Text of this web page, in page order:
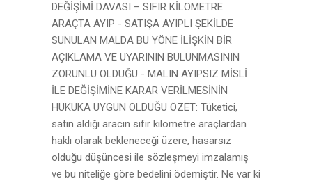
DEĞİŞİMİ DAVASI – SIFIR KİLOMETRE
ARAÇTA AYIP - SATIŞA AYIPLI ŞEKİLDE
SUNULAN MALDA BU YÖNE İLİŞKİN BİR
AÇIKLAMA VE UYARININ BULUNMASININ
ZORUNLU OLDUĞU - MALIN AYIPSIZ MİSLİ
İLE DEĞİŞİMİNE KARAR VERİLMESİNİN
HUKUKA UYGUN OLDUĞU ÖZET: Tüketici,
satın aldığı aracın sıfır kilometre araçlardan
haklı olarak bekleneceği üzere, hasarsız
olduğu düşüncesi ile sözleşmeyi imzalamış
ve bu niteliğe göre bedelini ödemiştir. Ne var ki